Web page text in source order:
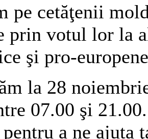
pe cetăţenii
prin votul lor la
şi pro-
la 28
07.00 şi
a ne ajuta